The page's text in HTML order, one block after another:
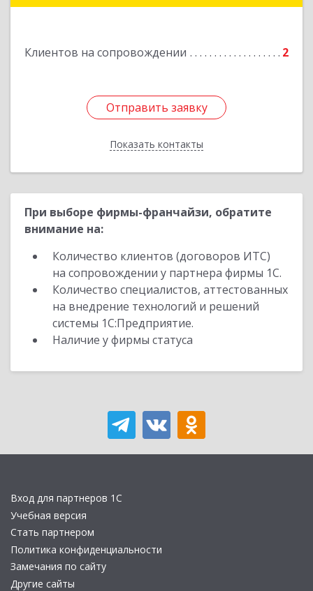
Клиентов на сопровождении 2
Отправить заявку
Показать контакты
Отправить заявку
Назад
При выборе фирмы-франчайзи, обратите
внимание на:
Количество клиентов (договоров ИТС)
на сопровождении у партнера фирмы 1С.
Количество специалистов, аттестованных
на внедрение технологий и решений
системы 1С:Предприятие.
Наличие у фирмы статуса
Вход для партнеров 1С
Учебная версия
Стать партнером
Политика конфиденциальности
Замечания по сайту
Другие сайты